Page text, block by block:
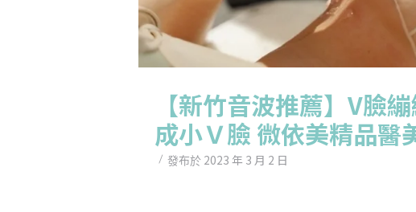
【新竹音波推薦】V臉
成小Ｖ臉 微依美精品醫
發布於 2023 年 3 月 2 日